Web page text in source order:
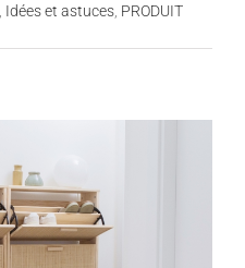
Idées et astuces PRODUIT